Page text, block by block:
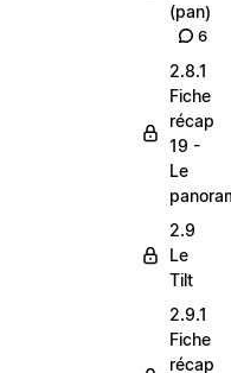
(pan)
6
2.8.1
Fiche
récap
19 -
Le
2.9
Le
Tilt
2.9.1
Fiche
récap